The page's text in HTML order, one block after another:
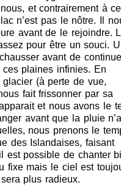
et contrairement à
n’est pas le nôtre. Il
avant de le rejoindre.
pour être un souci.
avant de
plaines infinies. En
(à perte de vue,
fait frissonner par sa
et nous avons le
avant que la pluie
nous prenons le
des Islandaises, faisant
est possible de chanter
fixe mais le ciel est
plus radieux.